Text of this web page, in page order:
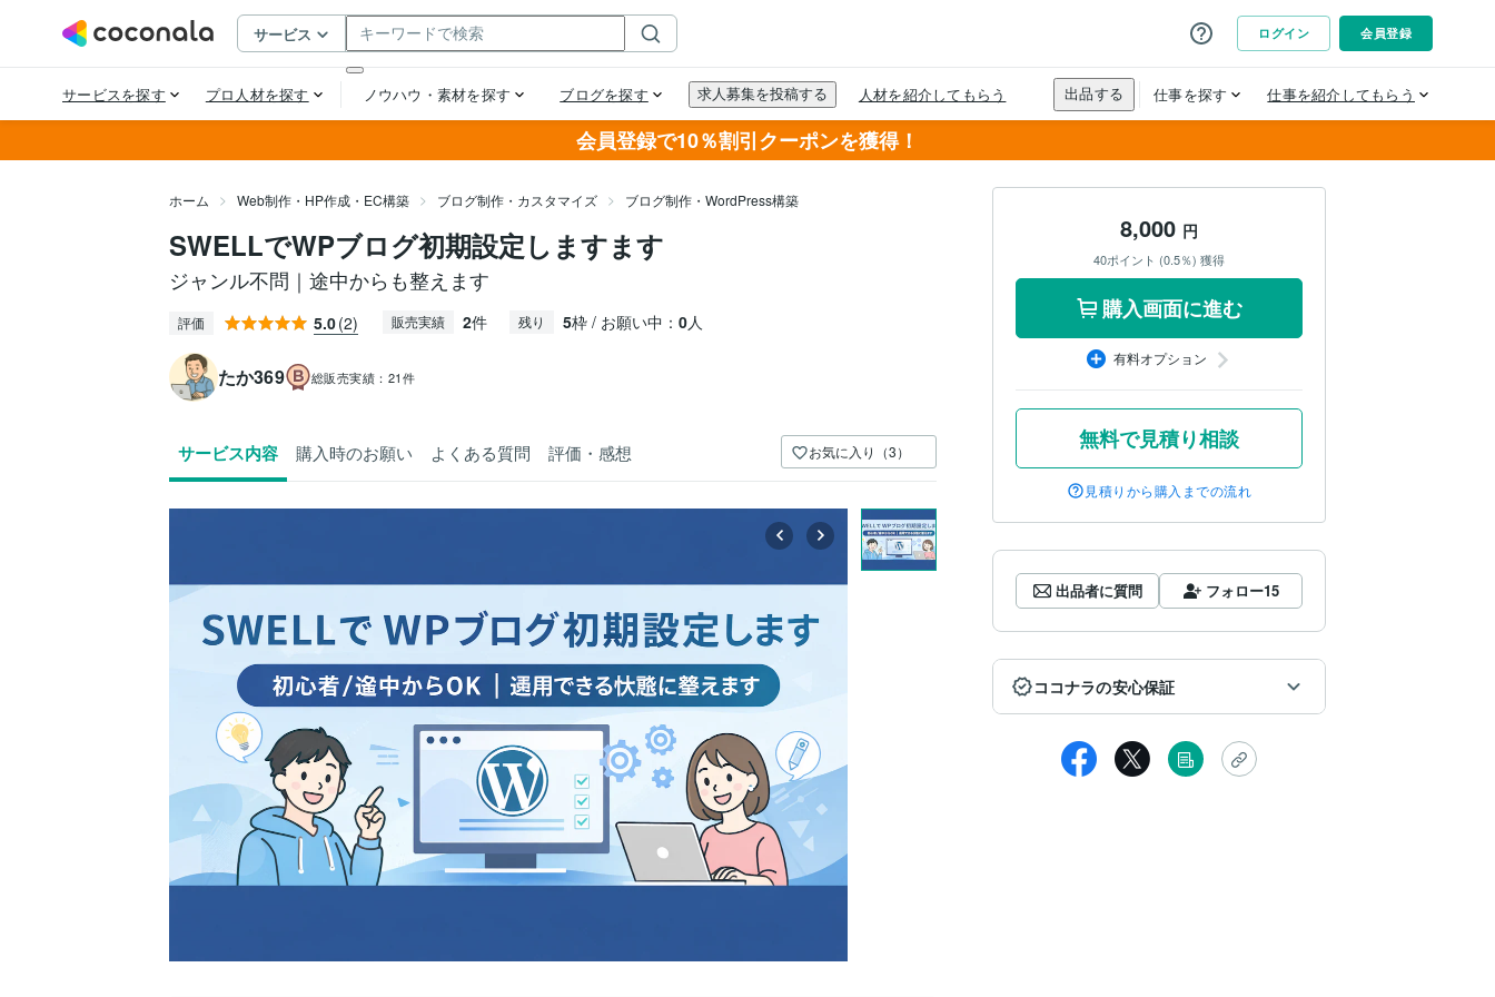
会員登録で10％割引クーポンを獲得！
ホーム Web制作・HP作成・EC構築 ブログ制作・カスタマイズ ブログ制作・WordPress構築
SWELLでWPブログ初期設定しますます
ジャンル不問｜途中からも整えます
評価 5.0(2) 販売実績 2件 残り 5枠 / お願い中： 0人
たか369 総販売実績： 21件
サービス内容 購入時のお願い よくある質問 評価・感想 お気に入り（3）
8,000 円
40ポイント (0.5％) 獲得
購入画面に進む
有料オプション
無料で見積り相談
見積りから購入までの流れ
出品者に質問 フォロー15
ココナラの安心保証